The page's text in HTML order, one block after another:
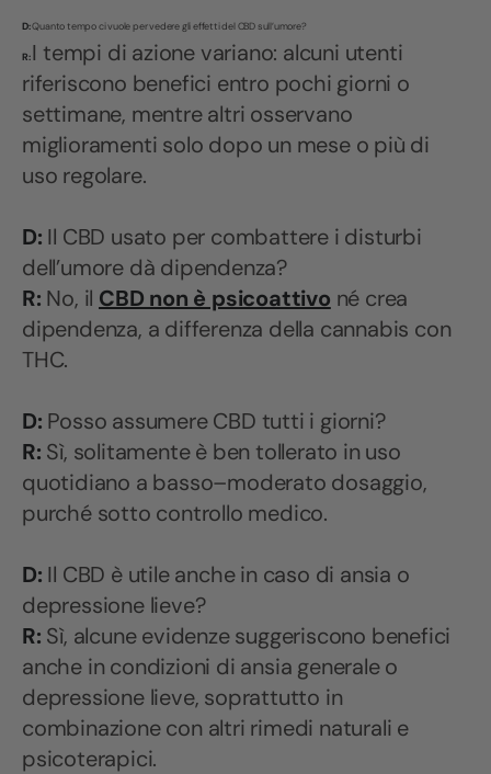
D:Quanto tempo ci vuole per vedere gli effetti del CBD sull’umore?
R:I tempi di azione variano: alcuni utenti
riferiscono benefici entro pochi giorni o
settimane, mentre altri osservano
miglioramenti solo dopo un mese o più di
uso regolare.
D: Il CBD usato per combattere i disturbi
dell’umore dà dipendenza?
R: No, il CBD non è psicoattivo né crea
dipendenza, a differenza della cannabis con
THC.
D: Posso assumere CBD tutti i giorni?
R: Sì, solitamente è ben tollerato in uso
quotidiano a basso–moderato dosaggio,
purché sotto controllo medico.
D: Il CBD è utile anche in caso di ansia o
depressione lieve?
R: Sì, alcune evidenze suggeriscono benefici
anche in condizioni di ansia generale o
depressione lieve, soprattutto in
combinazione con altri rimedi naturali e
psicoterapici.